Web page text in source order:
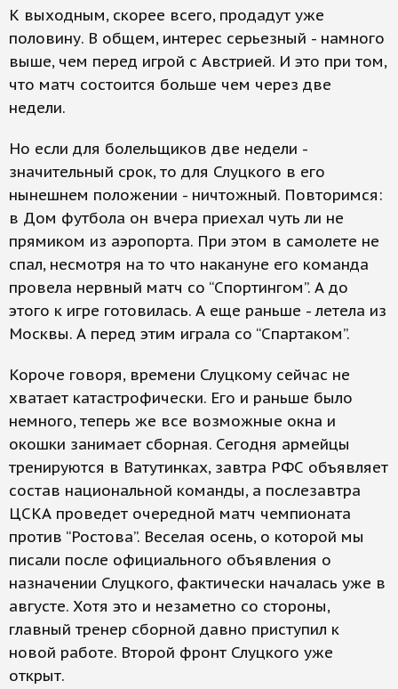
К выходным, скорее всего, продадут уже
половину. В общем, интерес серьезный - намного
выше, чем перед игрой с Австрией. И это при том,
что матч состоится больше чем через две
недели.
Но если для болельщиков две недели -
значительный срок, то для Слуцкого в его
нынешнем положении - ничтожный. Повторимся:
в Дом футбола он вчера приехал чуть ли не
прямиком из аэропорта. При этом в самолете не
спал, несмотря на то что накануне его команда
провела нервный матч со “Спортингом”. А до
этого к игре готовилась. А еще раньше - летела из
Москвы. А перед этим играла со “Спартаком”.
Короче говоря, времени Слуцкому сейчас не
хватает катастрофически. Его и раньше было
немного, теперь же все возможные окна и
окошки занимает сборная. Сегодня армейцы
тренируются в Ватутинках, завтра РФС объявляет
состав национальной команды, а послезавтра
ЦСКА проведет очередной матч чемпионата
против “Ростова”. Веселая осень, о которой мы
писали после официального объявления о
назначении Слуцкого, фактически началась уже в
августе. Хотя это и незаметно со стороны,
главный тренер сборной давно приступил к
новой работе. Второй фронт Слуцкого уже
открыт.